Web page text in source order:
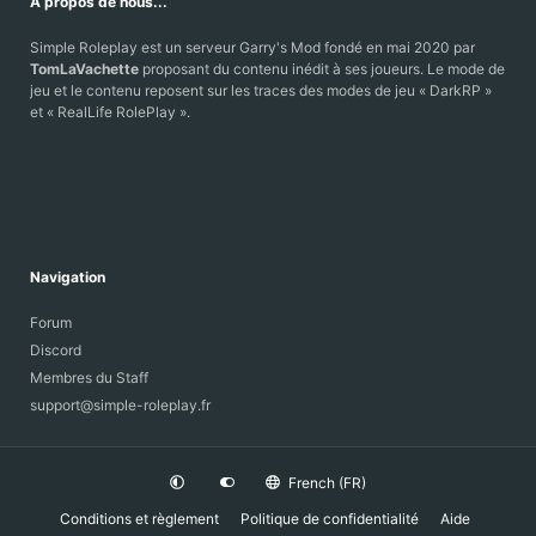
Simple Roleplay est un serveur Garry's Mod fondé en mai 2020 par
TomLaVachette proposant du contenu inédit à ses joueurs. Le mode de
jeu et le contenu reposent sur les traces des modes de jeu « DarkRP »
et « RealLife RolePlay ».
Navigation
Forum
Discord
Membres du Staff
support@simple-roleplay.fr
French (FR)
Conditions et règlement
Politique de confidentialité Aide